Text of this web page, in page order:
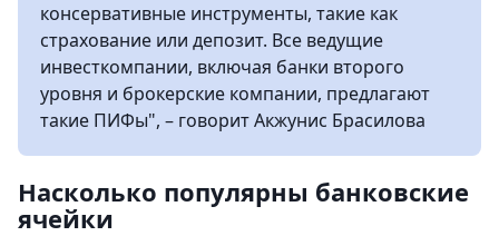
консервативные инструменты, такие как
страхование или депозит. Все ведущие
инвесткомпании, включая банки второго
уровня и брокерские компании, предлагают
такие ПИФы", – говорит Акжунис Брасилова
Насколько популярны банковские
ячейки